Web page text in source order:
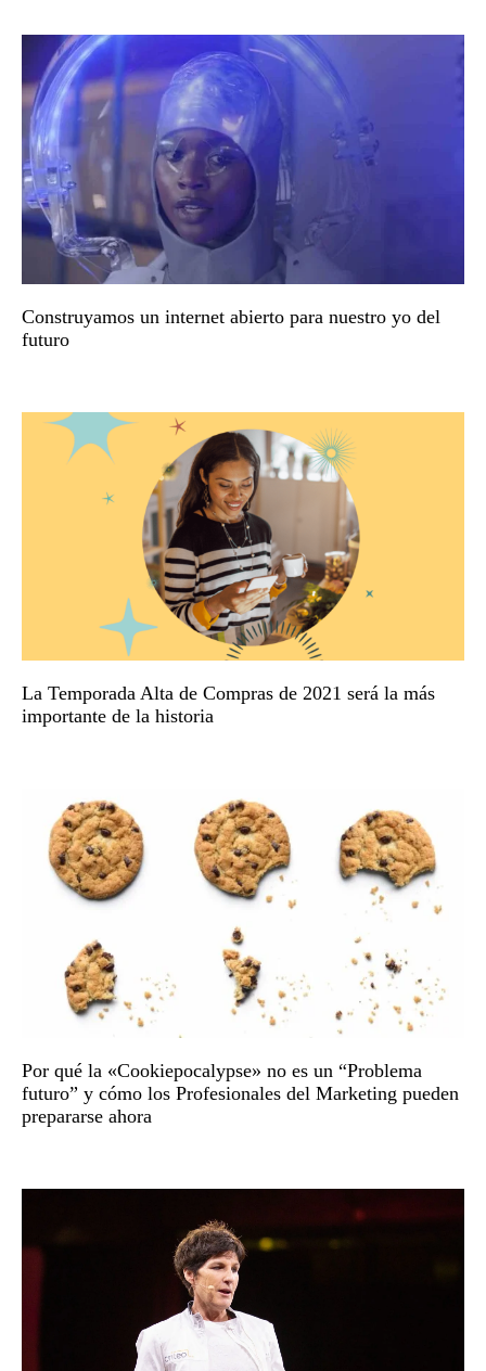
Construyamos un internet abierto para nuestro yo del
futuro
La Temporada Alta de Compras de 2021 será la más
importante de la historia
Por qué la «Cookiepocalypse» no es un “Problema
futuro” y cómo los Profesionales del Marketing pueden
prepararse ahora